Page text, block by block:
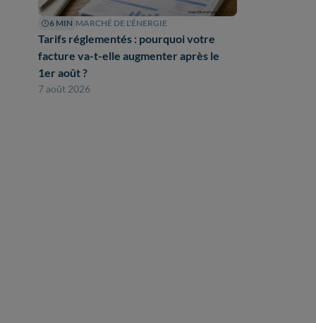
6 MIN MARCHÉ DE L'ÉNERGIE
Tarifs réglementés : pourquoi votre
facture va-t-elle augmenter après le
1er août ?
7 août 2026